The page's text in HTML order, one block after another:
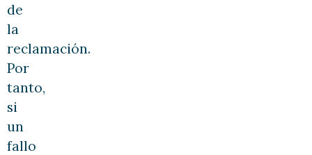
de
la
reclamación.
Por
tanto,
si
un
fallo